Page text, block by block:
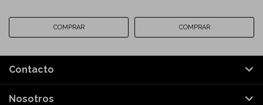
Contacto
Nosotros